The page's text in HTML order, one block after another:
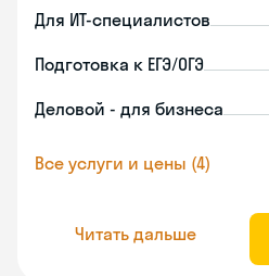
Для ИТ-специалистов
Подготовка к ЕГЭ/ОГЭ
Деловой - для бизнеса
Все услуги и цены (4)
Читать дальше